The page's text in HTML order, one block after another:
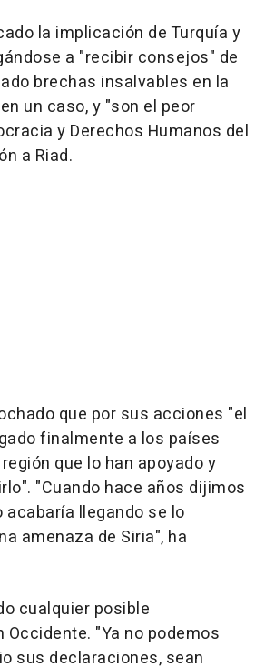
la implicación de Turquía y
a "recibir consejos" de
brechas insalvables en la
un caso, y "son el peor
y Derechos Humanos del
a Riad.
que por sus acciones "el
finalmente a los países
que lo han apoyado y
"Cuando hace años dijimos
llegando se lo
amenaza de Siria", ha
cualquier posible
"Ya no podemos
sus declaraciones, sean